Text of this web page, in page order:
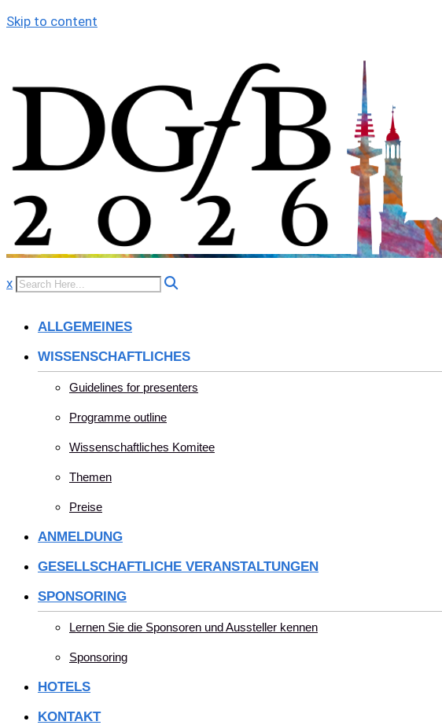
Skip to content
x
ALLGEMEINES
WISSENSCHAFTLICHES
Guidelines for presenters
Programme outline
Wissenschaftliches Komitee
Themen
Preise
ANMELDUNG
GESELLSCHAFTLICHE VERANSTALTUNGEN
SPONSORING
Lernen Sie die Sponsoren und Aussteller kennen
Sponsoring
HOTELS
KONTAKT